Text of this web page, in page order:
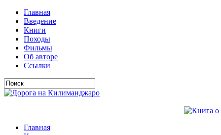
Главная
Введение
Книги
Походы
Фильмы
Об авторе
Ссылки
Главная